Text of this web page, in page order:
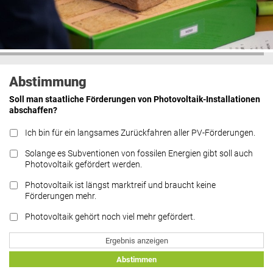
Abstimmung
Soll man staatliche Förderungen von Photovoltaik-Installationen
abschaffen?
Ich bin für ein langsames Zurückfahren aller PV-Förderungen.
Solange es Subventionen von fossilen Energien gibt soll auch
Photovoltaik gefördert werden.
Photovoltaik ist längst marktreif und braucht keine
Förderungen mehr.
Photovoltaik gehört noch viel mehr gefördert.
Ergebnis anzeigen
Abstimmen